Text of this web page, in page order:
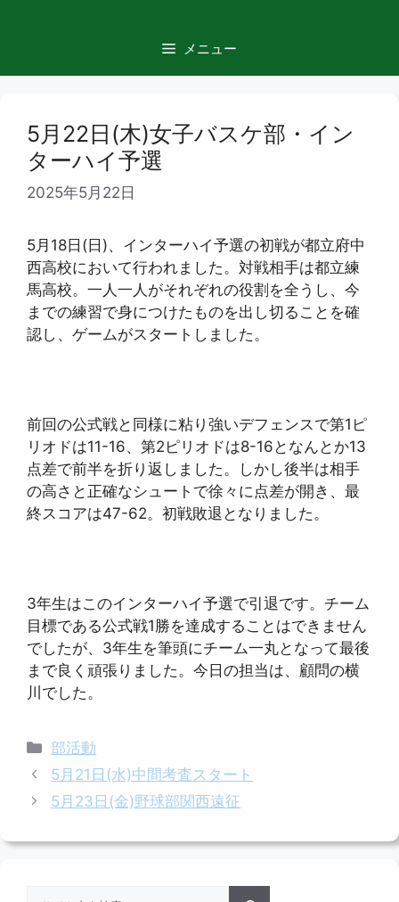
ン
メニュー
5月22日(木)女子バスケ部・イン
ターハイ予選
2025年5月22日
5月18日(日)、インターハイ予選の初戦が都立府中
西高校において行われました。対戦相手は都立練
馬高校。一人一人がそれぞれの役割を全うし、今
までの練習で身につけたものを出し切ることを確
認し、ゲームがスタートしました。
前回の公式戦と同様に粘り強いデフェンスで第1ピ
リオドは11-16、第2ピリオドは8-16となんとか13
点差で前半を折り返しました。しかし後半は相手
の高さと正確なシュートで徐々に点差が開き、最
終スコアは47-62。初戦敗退となりました。
3年生はこのインターハイ予選で引退です。チーム
目標である公式戦1勝を達成することはできません
でしたが、3年生を筆頭にチーム一丸となって最後
まで良く頑張りました。今日の担当は、顧問の横
川でした。
カ
テ
リ
部活動
5月21日(水)中間考査スタート
5月23日(金)野球部関西遠征